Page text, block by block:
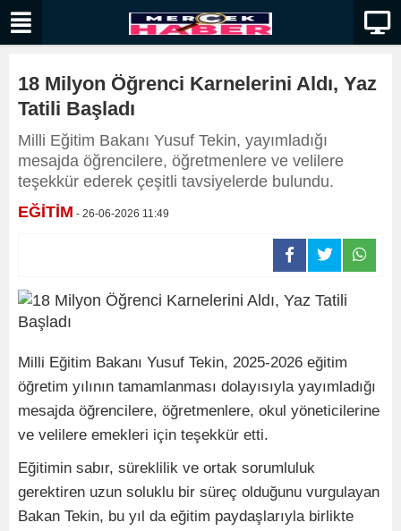
18 Milyon Öğrenci Karnelerini Aldı, Yaz
Tatili Başladı
Milli Eğitim Bakanı Yusuf Tekin, yayımladığı
mesajda öğrencilere, öğretmenlere ve velilere
teşekkür ederek çeşitli tavsiyelerde bulundu.
EĞİTİM - 26-06-2026 11:49
Milli Eğitim Bakanı Yusuf Tekin, 2025-2026 eğitim
öğretim yılının tamamlanması dolayısıyla yayımladığı
mesajda öğrencilere, öğretmenlere, okul yöneticilerine
ve velilere emekleri için teşekkür etti.
Eğitimin sabır, süreklilik ve ortak sorumluluk
gerektiren uzun soluklu bir süreç olduğunu vurgulayan
Bakan Tekin, bu yıl da eğitim paydaşlarıyla birlikte